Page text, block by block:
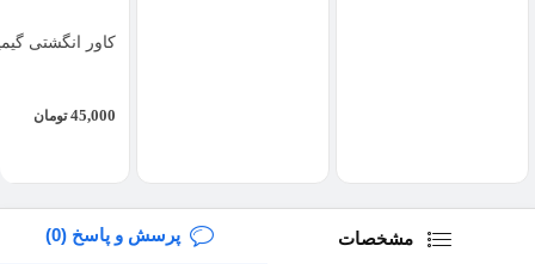
کاور انگشتی
45,000 تومان
مشخصات پرسش و پاسخ (0)